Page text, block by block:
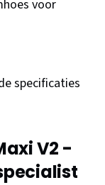
voor
specificaties
V2 -